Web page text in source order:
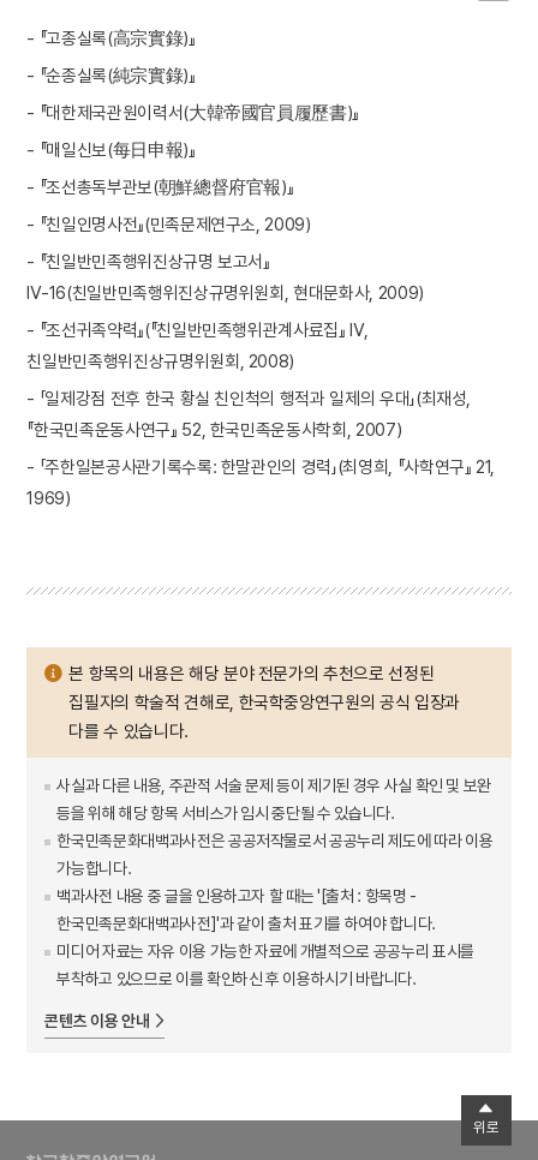
- 『고종실록(高宗實錄)』
- 『순종실록(純宗實錄)』
- 『대한제국관원이력서(大韓帝國官員履歷書)』
- 『매일신보(每日申報)』
- 『조선총독부관보(朝鮮總督府官報)』
- 『친일인명사전』(민족문제연구소, 2009)
- 『친일반민족행위진상규명 보고서』
Ⅳ-16(친일반민족행위진상규명위원회, 현대문화사, 2009)
- 『조선귀족약력』(『친일반민족행위관계사료집』 Ⅳ,
친일반민족행위진상규명위원회, 2008)
- 「일제강점 전후 한국 황실 친인척의 행적과 일제의 우대」(최재성,
『한국민족운동사연구』 52, 한국민족운동사학회, 2007)
- 「주한일본공사관기록수록: 한말관인의 경력」(최영희, 『사학연구』 21,
1969)
본 항목의 내용은 해당 분야 전문가의 추천으로 선정된
집필자의 학술적 견해로, 한국학중앙연구원의 공식 입장과
다를 수 있습니다.
사실과 다른 내용, 주관적 서술 문제 등이 제기된 경우 사실 확인 및 보완
등을 위해 해당 항목 서비스가 임시 중단될 수 있습니다.
한국민족문화대백과사전은 공공저작물로서 공공누리 제도에 따라 이용
가능합니다.
백과사전 내용 중 글을 인용하고자 할 때는 '[출처 : 항목명 -
한국민족문화대백과사전]'과 같이 출처 표기를 하여야 합니다.
미디어 자료는 자유 이용 가능한 자료에 개별적으로 공공누리 표시를
부착하고 있으므로 이를 확인하신 후 이용하시기 바랍니다.
콘텐츠 이용 안내
위로